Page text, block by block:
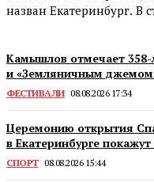
назван Екатеринбург. В
Камышлов отмечает
и «Земляничным
ФЕСТИВАЛИ 08.08.2026 17:34
Церемонию открытия
в Екатеринбурге
СПОРТ 08.08.2026 15:44